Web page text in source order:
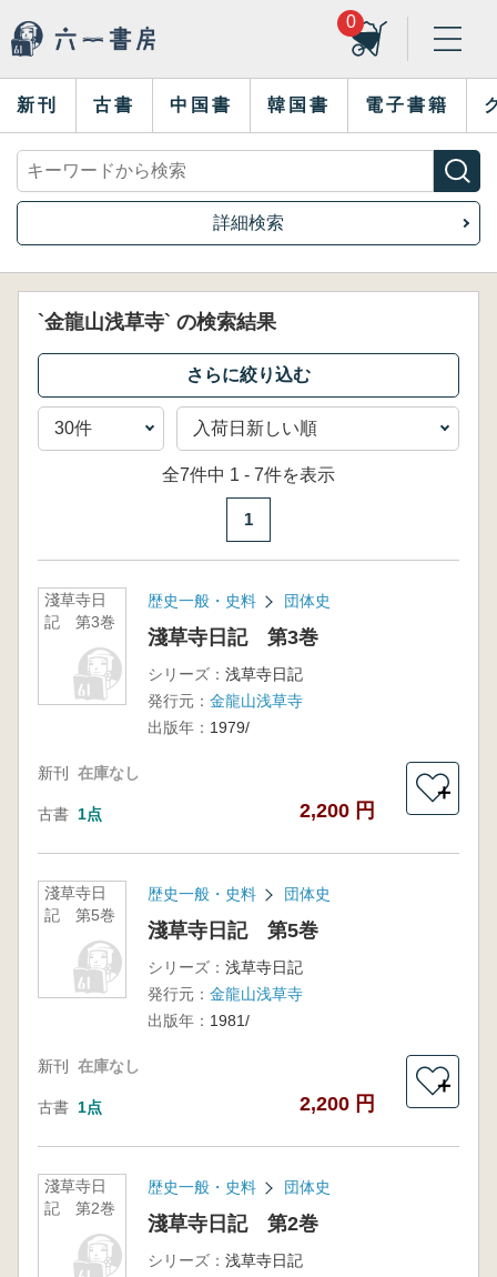
0
新刊 古書 中国書 韓国書 電子書籍
詳細検索
`金龍山浅草寺` の検索結果
全7件中 1 - 7件を表示
1
淺草寺日
記 第3巻
歴史一般・史料 団体史
淺草寺日記 第3巻
シリーズ： 浅草寺日記
発行元： 金龍山浅草寺
出版年： 1979/
新刊 在庫なし
古書 1点 2,200 円
＋
淺草寺日
記 第5巻
歴史一般・史料 団体史
淺草寺日記 第5巻
シリーズ： 浅草寺日記
発行元： 金龍山浅草寺
出版年： 1981/
新刊 在庫なし
古書 1点 2,200 円
＋
淺草寺日
記 第2巻
歴史一般・史料 団体史
淺草寺日記 第2巻
シリーズ： 浅草寺日記